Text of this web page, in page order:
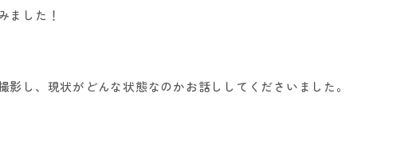
ました！
し、現状がどんな状態なのかお話ししてくださいました。